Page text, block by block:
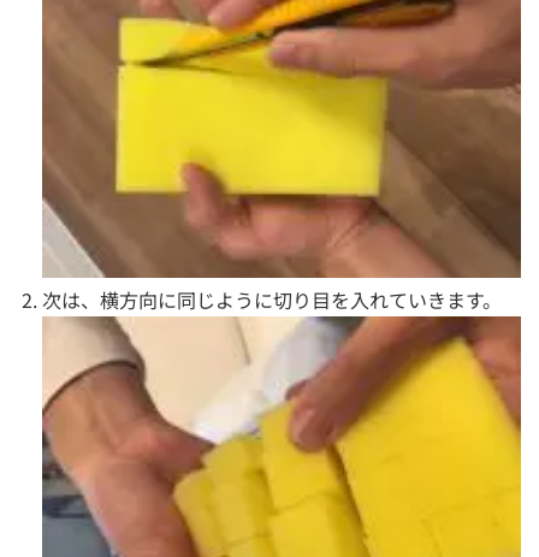
次は、横方向に同じように切り目を入れていきます。